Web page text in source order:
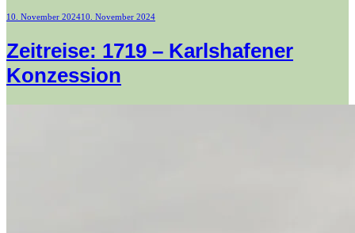
Veröffentlicht
10. November 202410. November 2024
Zeitreise: 1719 – Karlshafener
Konzession